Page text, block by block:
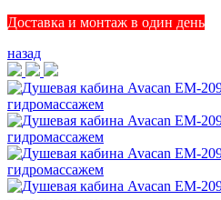
Доставка и монтаж в один день
назад